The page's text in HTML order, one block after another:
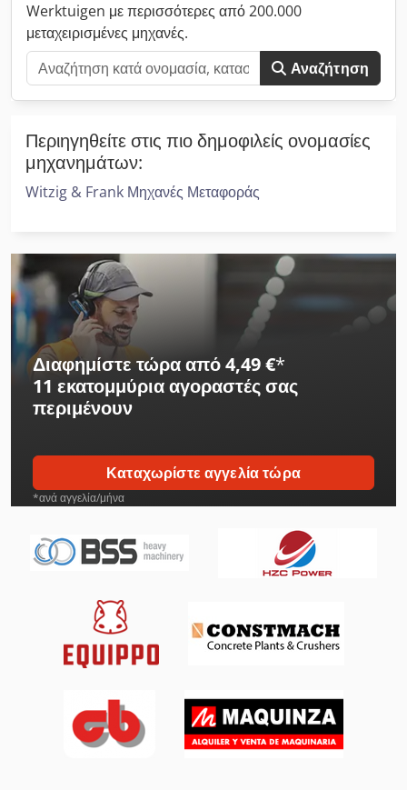
Werktuigen με περισσότερες από 200.000
μεταχειρισμένες μηχανές.
Αναζήτηση
Περιηγηθείτε στις πιο δημοφιλείς ονομασίες
μηχανημάτων:
Witzig & Frank Μηχανές Μεταφοράς
Διαφημίστε τώρα από 4,49 €*
11 εκατομμύρια αγοραστέςσας
περιμένουν
Καταχωρίστε αγγελία τώρα
*ανά αγγελία/μήνα